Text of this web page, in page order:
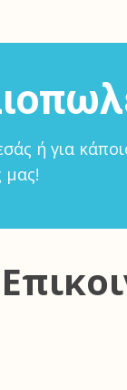
ή για
μας!